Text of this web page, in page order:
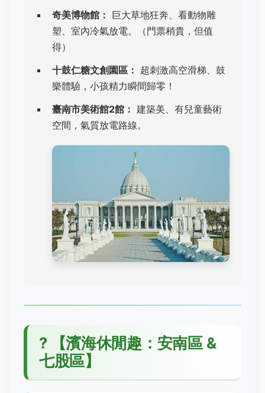
奇美博物館： 巨大草地狂奔、看動物雕
塑、室內冷氣放電。（門票稍貴，但值
得）
十鼓仁糖文創園區： 超刺激高空滑梯、鼓
樂體驗，小孩精力瞬間歸零！
臺南市美術館2館： 建築美、有兒童藝術
空間，氣質放電路線。
?
【濱海休閒趣：安南區 &
七股區】